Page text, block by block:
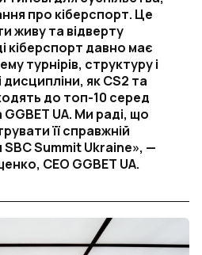
про кіберспорт. Це
живу та відверту
кіберспорт давно має
турнірів, структуру і
як CS2 та
до топ-10 серед
GGBET UA. Ми раді, що
її справжній
Summit Ukraine», —
CEO GGBET UA.